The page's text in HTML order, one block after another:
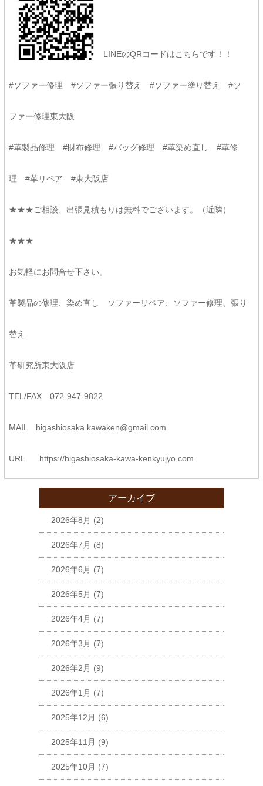
LINEのQRコードはこちらです！！
#ソファー修理 #ソファー張り替え #ソファー塗り替え #ソ
ファー修理東大阪
#革製品修理 #財布修理 #バッグ修理 #革染め直し #革修
理 #革リペア #東大阪店
★★★ご相談、出張見積もりは無料でございます。（近隣）
★★★
お気軽にお問合せ下さい。
革製品の修理、染め直し ソファーリペア、ソファー修理、張り
替え
革研究所東大阪店
TEL/FAX 072-947-9822
MAIL higashiosaka.kawaken@gmail.com
URL https://higashiosaka-kawa-kenkyujyo.com
アーカイブ
2026年8月 (2)
2026年7月 (8)
2026年6月 (7)
2026年5月 (7)
2026年4月 (7)
2026年3月 (7)
2026年2月 (9)
2026年1月 (7)
2025年12月 (6)
2025年11月 (9)
2025年10月 (7)